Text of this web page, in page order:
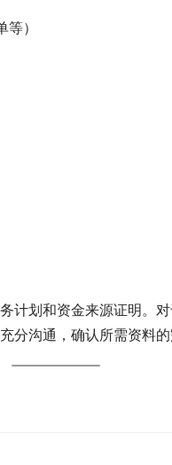
）
计划和资金来源证明。
分沟通，确认所需资料的